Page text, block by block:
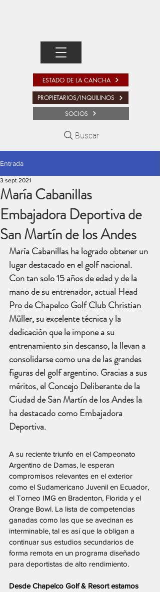
SOCIOS
ESTADO DE LA CANCHA
PROPIETARIOS/INQUILINOS
Buscar
Entrada
María Cabanillas
Embajadora Deportiva de
San Martín de los Andes
3 sept 2021
María Cabanillas ha logrado obtener un
lugar destacado en el golf nacional.
Con tan solo 15 años de edad y de la
mano de su entrenador, actual Head
Pro de Chapelco Golf Club Christian
Müller, su excelente técnica y la
dedicación que le impone a su
entrenamiento sin descanso, la llevan a
consolidarse como una de las grandes
figuras del golf argentino. Gracias a sus
méritos, el Concejo Deliberante de la
Ciudad de San Martín de los Andes la
ha destacado como Embajadora
Deportiva.
A su reciente triunfo en el Campeonato
Argentino de Damas, le esperan
compromisos relevantes en el exterior
como el Sudamericano Juvenil en Ecuador,
el Torneo IMG en Bradenton, Florida y el
Orange Bowl. La lista de competencias
ganadas como las que se avecinan es
interminable, tal es así que la obligan a
continuar sus estudios secundarios de
forma remota en un programa diseñado
para deportistas de alto rendimiento.
Desde Chapelco Golf & Resort estamos